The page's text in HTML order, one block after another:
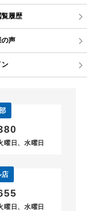
履歴
の声
ン
曜日、水曜日
曜日、水曜日